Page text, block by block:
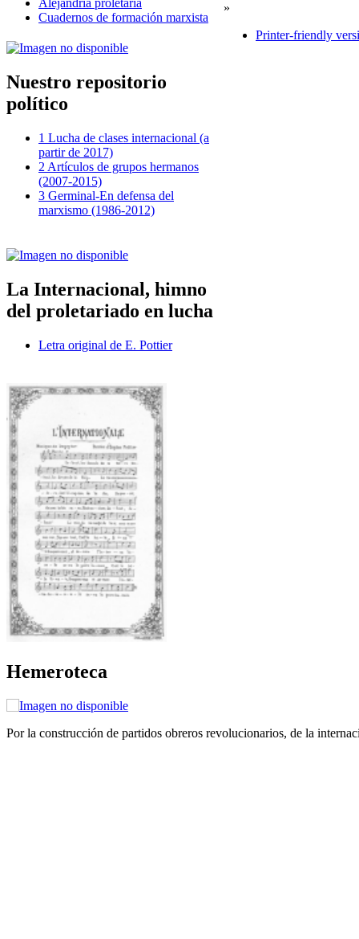
Alejandría proletaria
Cuadernos de formación marxista
Nuestro repositorio
político
1 Lucha de clases internacional (a
partir de 2017)
2 Artículos de grupos hermanos
(2007-2015)
3 Germinal-En defensa del
marxismo (1986-2012)
La Internacional, himno
del proletariado en lucha
Letra original de E. Pottier
Hemeroteca
»
Printer-friendly
Por la construcción de partidos obreros revolucionarios, de la